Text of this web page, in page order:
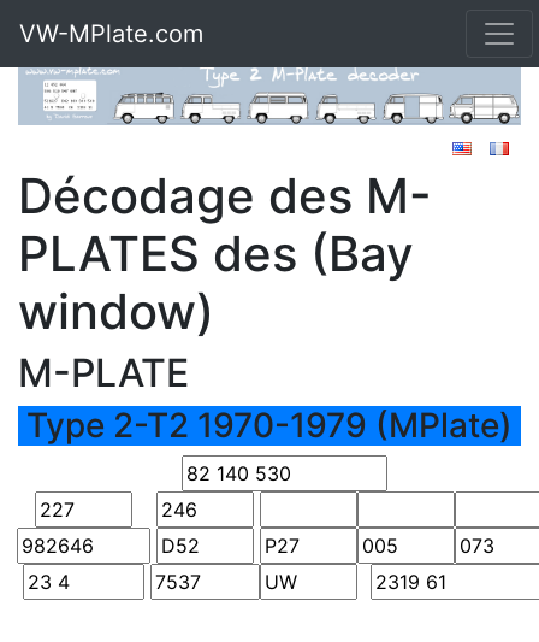
VW-MPlate.com
Décodage des M-
PLATES des (Bay
window)
M-PLATE
Type 2-T2 1970-1979 (MPlate)